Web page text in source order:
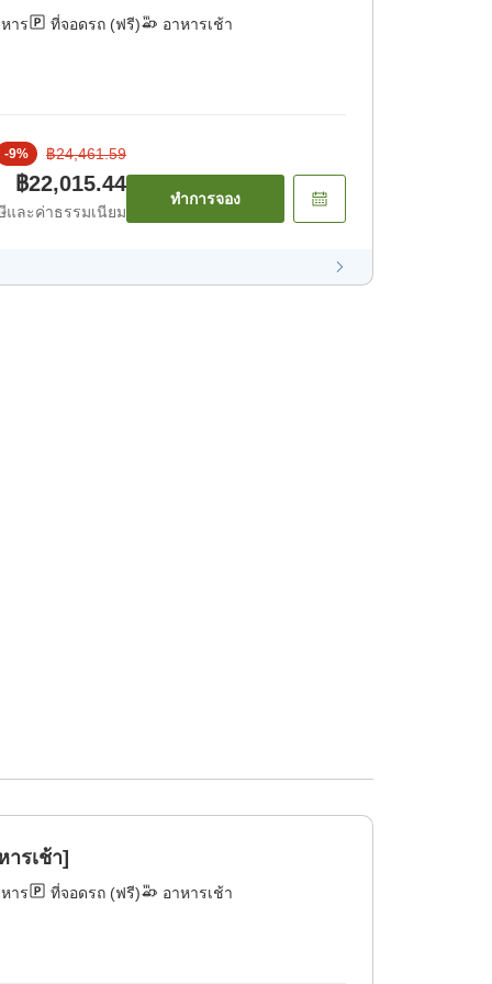
าร ที่จอดรถ (ฟรี)
อาหารเช้า
-9% ฿24,461.59
฿22,015.44
และค่าธรรมเนียม
ทำการจอง
รเช้า]
าร ที่จอดรถ (ฟรี)
อาหารเช้า